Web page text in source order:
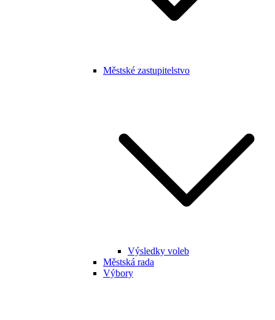
Městské zastupitelstvo
Výsledky voleb
Městská rada
Výbory